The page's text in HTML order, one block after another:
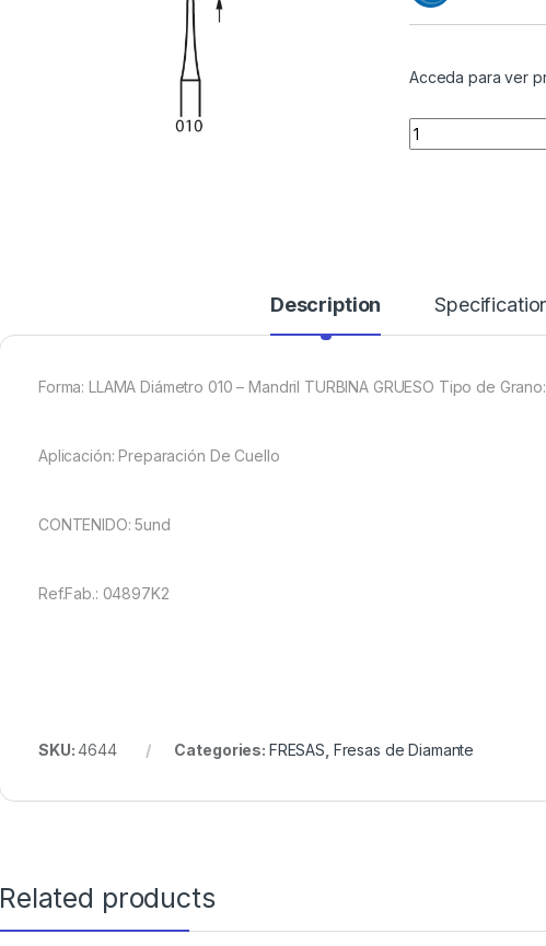
Acceda para ver
Quantity
Description
Forma: LLAMA Diámetro 010 – Mandril TURBINA GRUESO Tipo de Grano:
Aplicación: Preparación De Cuello
CONTENIDO: 5und
Ref.Fab.: 04897K2
SKU:4644 Categories: FRESAS Fresas de Diamante
Related products